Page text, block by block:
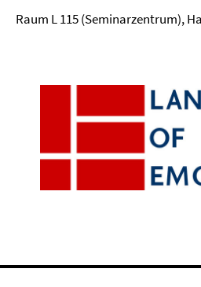
Raum L 115 (Seminarzentrum),